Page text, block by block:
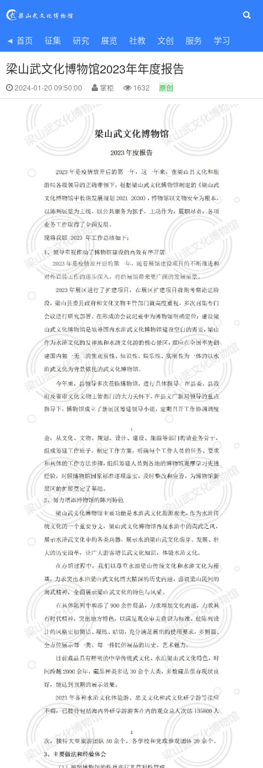
◄ 首页 征集 研究 展览 社教 文创 服务 学习
梁山武文化博物馆2023年年度报告
2024-01-20 09:50:00 掌柜 1632 原创